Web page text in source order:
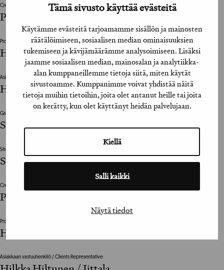
Tämä sivusto käyttää evästeitä
Käytämme evästeitä tarjoamamme sisällön ja mainosten
räätälöimiseen, sosiaalisen median ominaisuuksien
tukemiseen ja kävijämäärämme analysoimiseen. Lisäksi
jaamme sosiaalisen median, mainosalan ja analytiikka-
alan kumppaneillemme tietoja siitä, miten käytät
sivustoamme. Kumppanimme voivat yhdistää näitä
tietoja muihin tietoihin, joita olet antanut heille tai joita
on kerätty, kun olet käyttänyt heidän palvelujaan.
Kiellä
Salli kaikki
Näytä tiedot
Creative Director
Petteri Järvelin
Projektinjohto / Project Management
Helena Piippo
Asiakkaan vastuuhenkilö / Clients Representative
Hilkka Hiltunen / Iittala
Graafinen suunnittelija / Graphic Designer
Sanna Kaitakari
Strategiajohtaja / Strategy Manager
Sofia Uitto
Creative Director
Petteri Järvelin
Projektinjohto / Project Management
Helena Piippo
Asiakkaan vastuuhenkilö / Clients Representative